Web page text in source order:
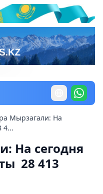
Мырзагали: На
4...
На сегодня
28 413